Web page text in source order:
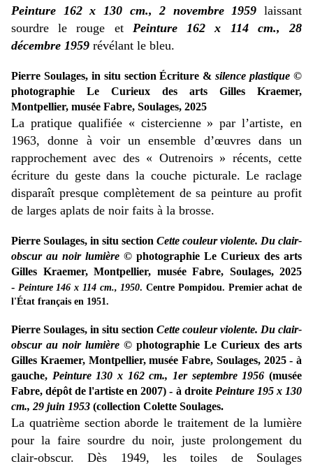
Peinture 162 x 130 cm., 2 novembre 1959 laissant
sourdre le rouge et Peinture 162 x 114 cm., 28
décembre 1959 révélant le bleu.
Pierre Soulages, in situ section Écriture &silence plastique ©
photographie Le Curieux des arts Gilles Kraemer,
Montpellier, musée Fabre, Soulages, 2025
La pratique qualifiée « cistercienne » par l’artiste, en
1963, donne à voir un ensemble d’œuvres dans un
rapprochement avec des « Outrenoirs » récents, cette
écriture du geste dans la couche picturale. Le raclage
disparaît presque complètement de sa peinture au profit
de larges aplats de noir faits à la brosse.
Pierre Soulages, in situ section Cette couleur violente. Du clair-
obscur au noir lumière © photographie Le Curieux des arts
Gilles Kraemer, Montpellier, musée Fabre, Soulages, 2025
- Peinture 146 x 114 cm., 1950. Centre Pompidou. Premier achat de
l'État français en 1951.
Pierre Soulages, in situ section Cette couleur violente. Du clair-
obscur au noir lumière © photographie Le Curieux des arts
Gilles Kraemer, Montpellier, musée Fabre, Soulages, 2025 - à
gauche, Peinture 130 x 162 cm., 1er septembre 1956 (musée
Fabre, dépôt de l'artiste en 2007) - à droitePeinture 195 x 130
cm., 29 juin 1953 (collection Colette Soulages.
La quatrième section aborde le traitement de la lumière
pour la faire sourdre du noir, juste prolongement du
clair-obscur. Dès 1949, les toiles de Soulages